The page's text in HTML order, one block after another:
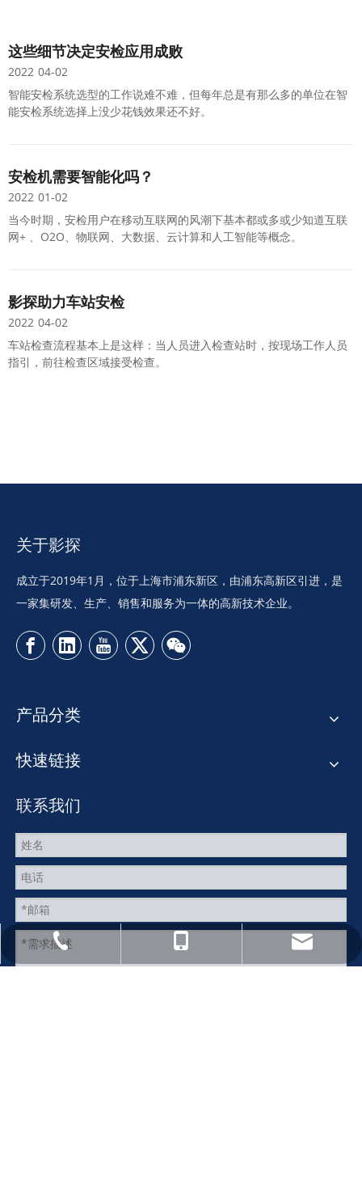
这些细节决定安检应用成败
智能安检系统选型的工作说难不难，但每年总是有那么多的单位在智
能安检系统选择上没少花钱效果还不好。
2022 04-02
安检机需要智能化吗？
当今时期，安检用户在移动互联网的风潮下基本都或多或少知道互联
网+ 、O2O、物联网、大数据、云计算和人工智能等概念。
2022 01-02
影探助力车站安检
车站检查流程基本上是这样：当人员进入检查站时，按现场工作人员
指引，前往检查区域接受检查。
2022 04-02
关于影探
成立于2019年1月，位于上海市浦东新区，由浦东高新区引进，是
一家集研发、生产、销售和服务为一体的高新技术企业。
产品分类
+86-021-58098058
+86-15000047794
postmaster@shyingtan.cn
快速链接
联系我们